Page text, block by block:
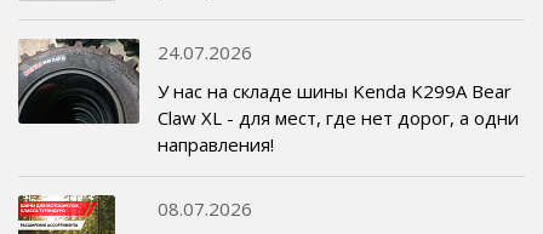
24.07.2026
У нас на складе шины Kenda K299A Bear
Claw XL - для мест, где нет дорог, а одни
направления!
08.07.2026